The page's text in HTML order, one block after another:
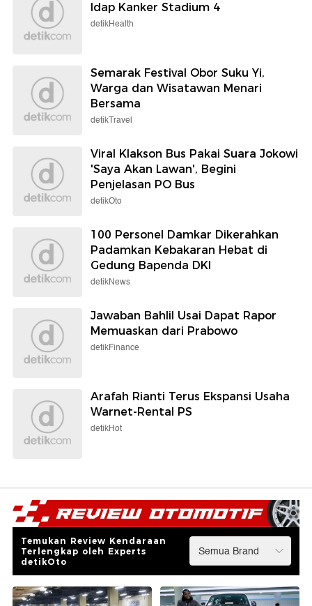
Idap Kanker Stadium 4
detikHealth
Semarak Festival Obor Suku Yi,
Warga dan Wisatawan Menari
Bersama
detikTravel
Viral Klakson Bus Pakai Suara Jokowi
'Saya Akan Lawan', Begini
Penjelasan PO Bus
detikOto
100 Personel Damkar Dikerahkan
Padamkan Kebakaran Hebat di
Gedung Bapenda DKI
detikNews
Jawaban Bahlil Usai Dapat Rapor
Memuaskan dari Prabowo
detikFinance
Arafah Rianti Terus Ekspansi Usaha
Warnet-Rental PS
detikHot
Temukan Review Kendaraan
Terlengkap oleh Experts
detikOto